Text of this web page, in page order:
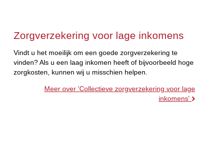
Zorgverzekering voor lage inkomens
Vindt u het moeilijk om een goede zorgverzekering te
vinden? Als u een laag inkomen heeft of bijvoorbeeld hoge
zorgkosten, kunnen wij u misschien helpen.
Meer over 'Collectieve zorgverzekering voor lage
inkomens'